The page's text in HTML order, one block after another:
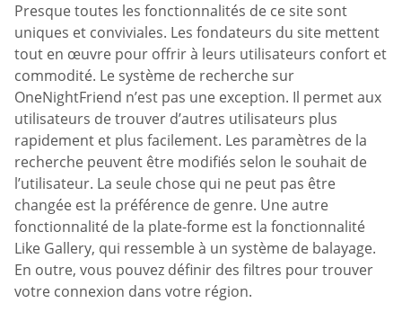
Presque toutes les fonctionnalités de ce site sont
uniques et conviviales. Les fondateurs du site mettent
tout en œuvre pour offrir à leurs utilisateurs confort et
commodité. Le système de recherche sur
OneNightFriend n’est pas une exception. Il permet aux
utilisateurs de trouver d’autres utilisateurs plus
rapidement et plus facilement. Les paramètres de la
recherche peuvent être modifiés selon le souhait de
l’utilisateur. La seule chose qui ne peut pas être
changée est la préférence de genre. Une autre
fonctionnalité de la plate-forme est la fonctionnalité
Like Gallery, qui ressemble à un système de balayage.
En outre, vous pouvez définir des filtres pour trouver
votre connexion dans votre région.